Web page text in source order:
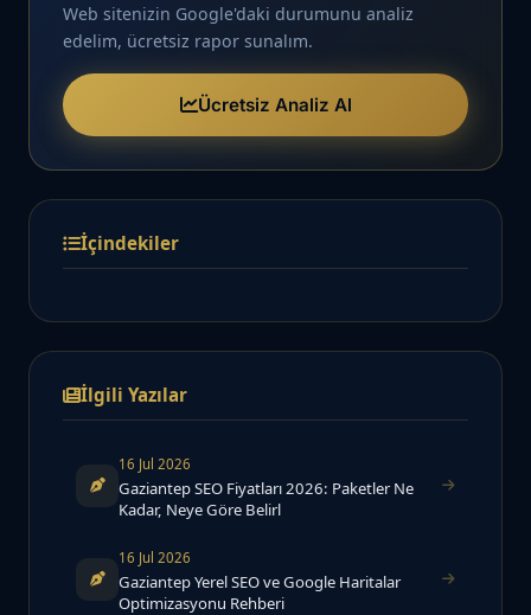
Web sitenizin Google'daki durumunu analiz
edelim, ücretsiz rapor sunalım.
Ücretsiz Analiz Al
İçindekiler
İlgili Yazılar
16 Jul 2026
Gaziantep SEO Fiyatları 2026: Paketler Ne
Kadar, Neye Göre Belirl
16 Jul 2026
Gaziantep Yerel SEO ve Google Haritalar
Optimizasyonu Rehberi